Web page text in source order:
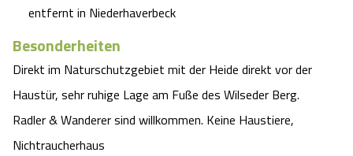
entfernt in Niederhaverbeck
Besonderheiten
Direkt im Naturschutzgebiet mit der Heide direkt vor der
Haustür, sehr ruhige Lage am Fuße des Wilseder Berg.
Radler & Wanderer sind willkommen. Keine Haustiere,
Nichtraucherhaus